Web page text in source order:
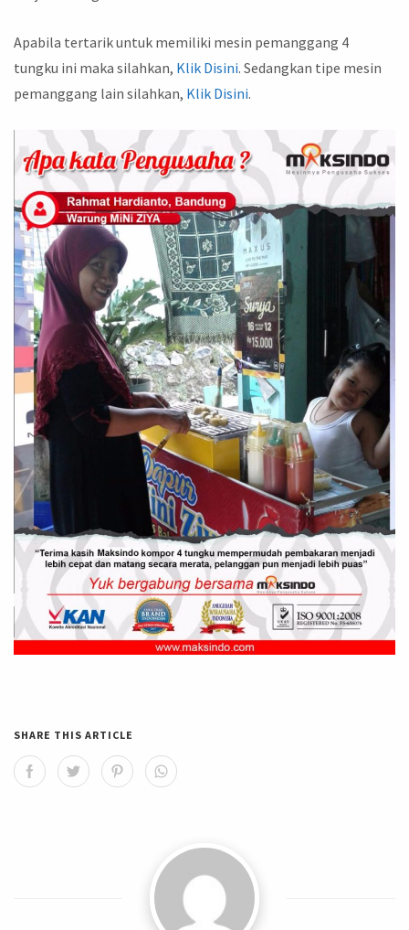
Apabila tertarik untuk memiliki mesin pemanggang 4
tungku ini maka silahkan, Klik Disini. Sedangkan tipe mesin
pemanggang lain silahkan, Klik Disini.
SHARE THIS ARTICLE